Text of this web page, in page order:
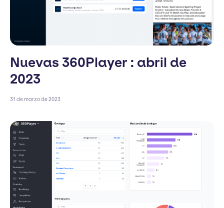
Nuevas 360Player : abril de
2023
31 de marzo de 2023